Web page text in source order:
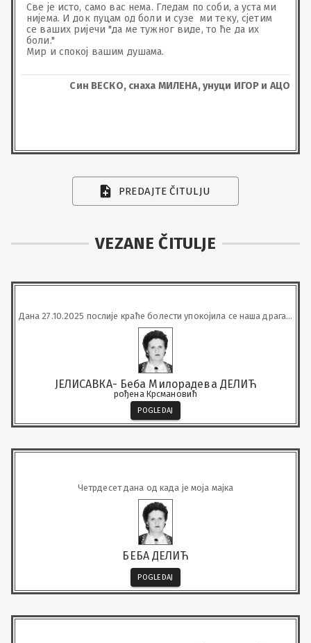
Све је исто, само вас нема. Гледам по соби, а уста ми
нијема. И док пуцам од боли и сузе  ми теку, сјетим
се ваших ријечи "да ме тужног виде, то ће да их
боли."
Мир и спокој вашим душама.
Син ВЕСКО, снаха МИЛЕНА, унуци ИГОР и АЦО
PREDAJTE ČITULJU
VEZANE ČITULJE
Дана 27.10.2025 послије краће болести упокојила се наша драга у
90. години
ЈЕЛИСАВКА- Беба Милорадева ДЕЛИЋ
рођена Крсмановић
POGLEDAJ
Четрдесет дана од када је моја мајка
БЕБА ДЕЛИЋ
POGLEDAJ